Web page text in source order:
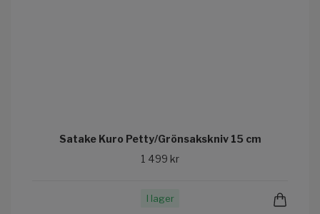
Satake Kuro Petty/Grönsakskniv 15 cm
1 499 kr
I lager